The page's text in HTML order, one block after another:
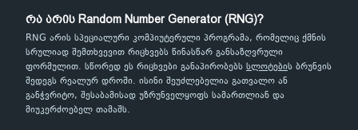
რა არის Random Number Generator (RNG)?
RNG არის სპეციალური კომპიუტერული პროგრამა, რომელიც ქმნის
სრულიად შემთხვევით რიცხვებს წინასწარ განსაზღვრული
ფორმულით. სწორედ ეს რიცხვები განაპირობებს სლოტების ბრუნვის
შედეგს რეალურ დროში. ისინი შეუძლებელია გათვალო ან
განჭვრიტო, შესაბამისად უზრუნველყოფს სამართლიან და
მიუკერძოებელ თამაშს.